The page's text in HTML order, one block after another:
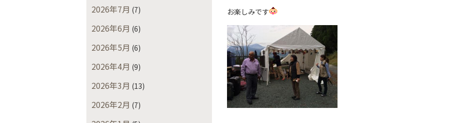
2026年7月 (7)
2026年6月 (6)
2026年5月 (6)
2026年4月 (9)
2026年3月 (13)
2026年2月 (7)
お楽しみです